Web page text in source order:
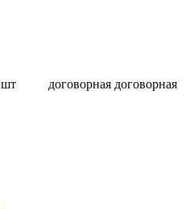
шт договорная договорная